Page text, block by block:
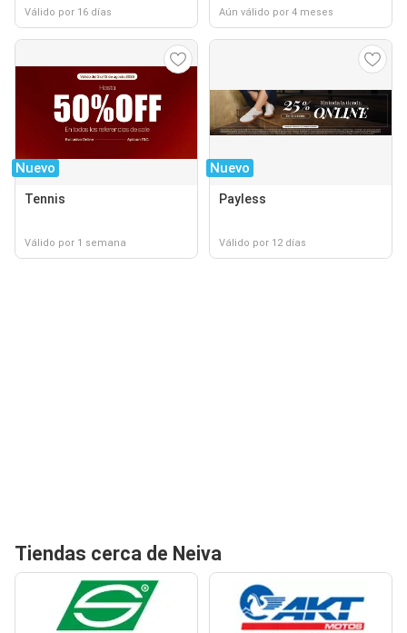
Válido por 16 días Aún válido por 4 meses
Nuevo
Tennis
Válido por 1 semana
Nuevo
Payless
Válido por 12 días
Tiendas cerca de Neiva